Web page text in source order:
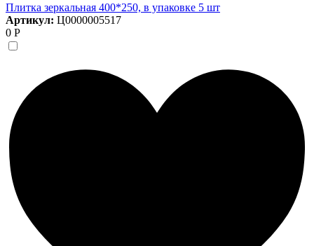
Плитка зеркальная 400*250, в упаковке 5 шт
Артикул: Ц0000005517
0 Р